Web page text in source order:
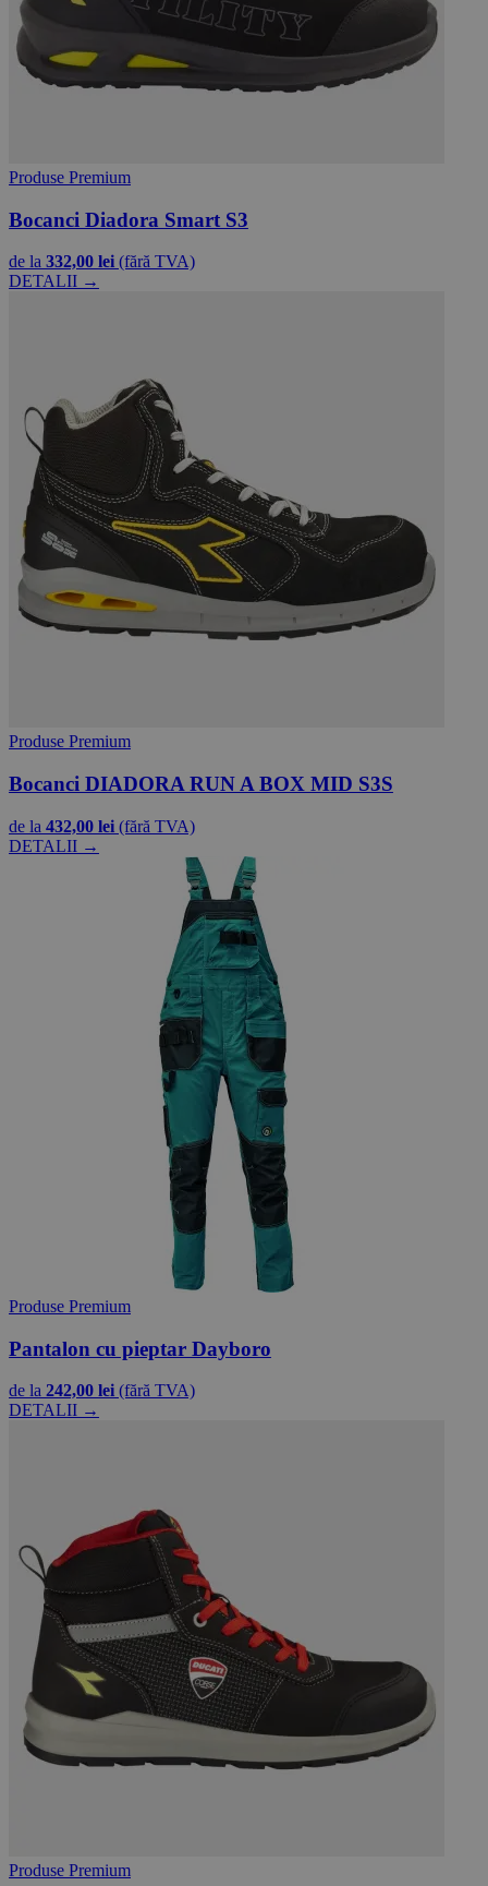
Produse Premium
Bocanci Diadora Smart S3
de la 332,00 lei (fără TVA)
DETALII →
Produse Premium
Bocanci DIADORA RUN A BOX MID S3S
de la 432,00 lei (fără TVA)
DETALII →
Produse Premium
Pantalon cu pieptar Dayboro
de la 242,00 lei (fără TVA)
DETALII →
Produse Premium